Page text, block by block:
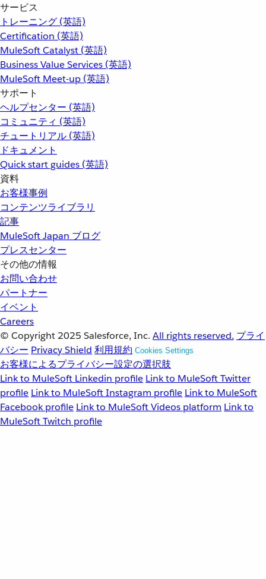
サービス
トレーニング (英語)
Certification (英語)
MuleSoft Catalyst (英語)
Business Value Services (英語)
MuleSoft Meet-up (英語)
サポート
ヘルプセンター (英語)
コミュニティ (英語)
チュートリアル (英語)
ドキュメント
Quick start guides (英語)
資料
お客様事例
コンテンツライブラリ
記事
MuleSoft Japan ブログ
プレスセンター
その他の情報
お問い合わせ
パートナー
イベント
Careers
© Copyright 2025 Salesforce, Inc. All rights reserved. プライ
バシー Privacy Shield 利用規約 Cookies Settings
お客様によるプライバシー設定の選択肢
Link to MuleSoft Linkedin profile Link to MuleSoft Twitter
profile Link to MuleSoft Instagram profile Link to MuleSoft
Facebook profile Link to MuleSoft Videos platform Link to
MuleSoft Twitch profile